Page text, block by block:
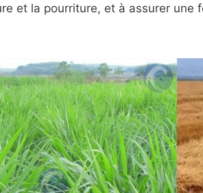
et la pourriture, et à assurer